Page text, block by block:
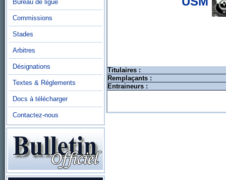
Bureau de ligue
Commissions
Stades
Arbitres
Désignations
Textes & Réglements
Docs à télécharger
Contactez-nous
Titulaires :
Remplaçants :
Entraineurs :